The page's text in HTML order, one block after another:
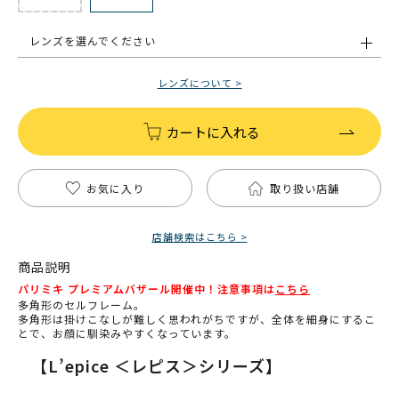
レンズを選んでください
レンズについて >
カートに入れる
お気に入り 取り扱い店舗
店舗検索はこちら >
商品説明
パリミキ プレミアムバザール開催中！注意事項はこちら
多角形のセルフレーム。
多角形は掛けこなしが難しく思われがちですが、全体を細身にするこ
とで、お顔に馴染みやすくなっています。
【L’epice ＜レピス＞シリーズ】